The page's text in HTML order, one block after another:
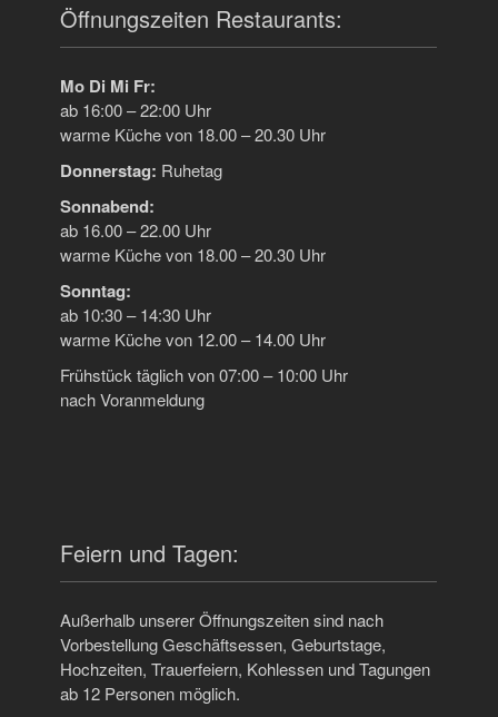
Öffnungszeiten Restaurants:
Mo Di Mi Fr:
ab 16:00 – 22:00 Uhr
warme Küche von 18.00 – 20.30 Uhr
Donnerstag: Ruhetag
Sonnabend:
ab 16.00 – 22.00 Uhr
warme Küche von 18.00 – 20.30 Uhr
Sonntag:
ab 10:30 – 14:30 Uhr
warme Küche von 12.00 – 14.00 Uhr
Frühstück täglich von 07:00 – 10:00 Uhr
nach Voranmeldung
Feiern und Tagen:
Außerhalb unserer Öffnungszeiten sind nach
Vorbestellung Geschäftsessen, Geburtstage,
Hochzeiten, Trauerfeiern, Kohlessen und Tagungen
ab 12 Personen möglich.